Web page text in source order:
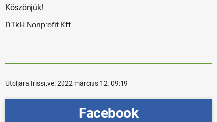
Köszönjük!
DTkH Nonprofit Kft.
Utoljára frissítve:2022 március 12. 09:19
Facebook